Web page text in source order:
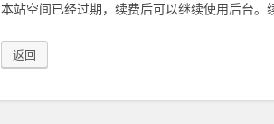
本站空间已经过期，续费后可以继续使用后台。
返回